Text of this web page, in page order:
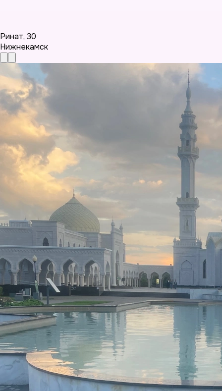
Ринат, 30
Нижнекамск